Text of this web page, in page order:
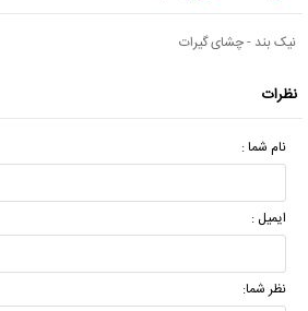
نیک بند - چشای گیرات
نظرات
نام شما :
ایمیل :
نظر شما: